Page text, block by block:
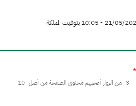
تاريخ آخر تعديل 21/05/2026 - 10:05 بتوقيت المملكة
3 من الزوار أعجبهم محتوى الصفحة من أصل 10